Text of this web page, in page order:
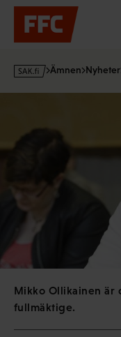
Hoppa
innehållet
s
Ämnen Nyheter
Mikko Ollikainen är
fullmäktige.